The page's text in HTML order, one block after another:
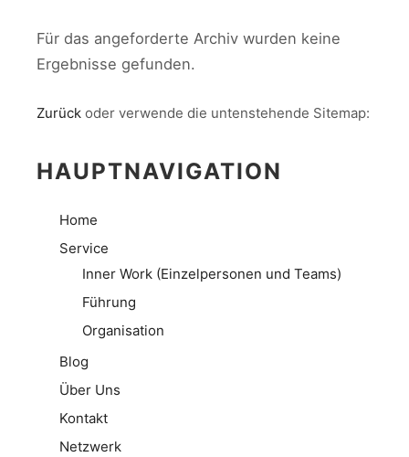
Für das angeforderte Archiv wurden keine
Ergebnisse gefunden.
Zurück oder verwende die untenstehende Sitemap:
HAUPTNAVIGATION
Home
Service
Inner Work (Einzelpersonen und Teams)
Führung
Organisation
Blog
Über Uns
Kontakt
Netzwerk